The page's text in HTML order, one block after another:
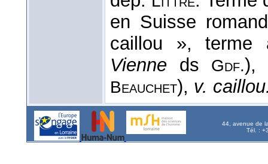
en Suisse
caillou », terme
Vienne ds Gdf.),
Beauchet), v.
44, avenue de
Tél. :